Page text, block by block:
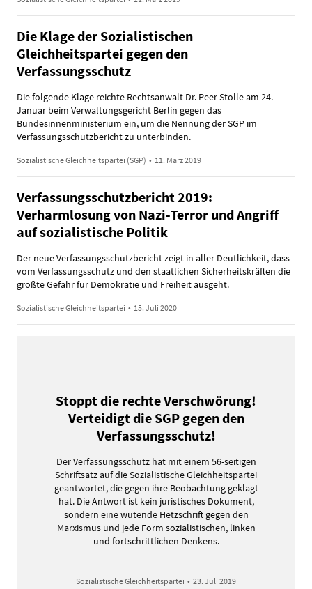
Die Klage der Sozialistischen
Gleichheitspartei gegen den
Verfassungsschutz
Die folgende Klage reichte Rechtsanwalt Dr. Peer Stolle am 24.
Januar beim Verwaltungsgericht Berlin gegen das
Bundesinnenministerium ein, um die Nennung der SGP im
Verfassungsschutzbericht zu unterbinden.
Sozialistische Gleichheitspartei (SGP) • 11. März 2019
Verfassungsschutzbericht 2019:
Verharmlosung von Nazi-Terror und Angriff
auf sozialistische Politik
Der neue Verfassungsschutzbericht zeigt in aller Deutlichkeit, dass
vom Verfassungsschutz und den staatlichen Sicherheitskräften die
größte Gefahr für Demokratie und Freiheit ausgeht.
Sozialistische Gleichheitspartei • 15. Juli 2020
Stoppt die rechte Verschwörung!
Verteidigt die SGP gegen den
Verfassungsschutz!
Der Verfassungsschutz hat mit einem 56-seitigen
Schriftsatz auf die Sozialistische Gleichheitspartei
geantwortet, die gegen ihre Beobachtung geklagt
hat. Die Antwort ist kein juristisches Dokument,
sondern eine wütende Hetzschrift gegen den
Marxismus und jede Form sozialistischen, linken
und fortschrittlichen Denkens.
Sozialistische Gleichheitspartei • 23. Juli 2019